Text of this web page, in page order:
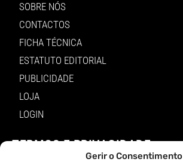
Gerir o Consentimento
SOBRE NÓS
CONTACTOS
FICHA TÉCNICA
ESTATUTO EDITORIAL
PUBLICIDADE
LOJA
LOGIN
TERMOS E PRIVACIDADE